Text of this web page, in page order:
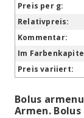
Bolus
Armen. Bolus